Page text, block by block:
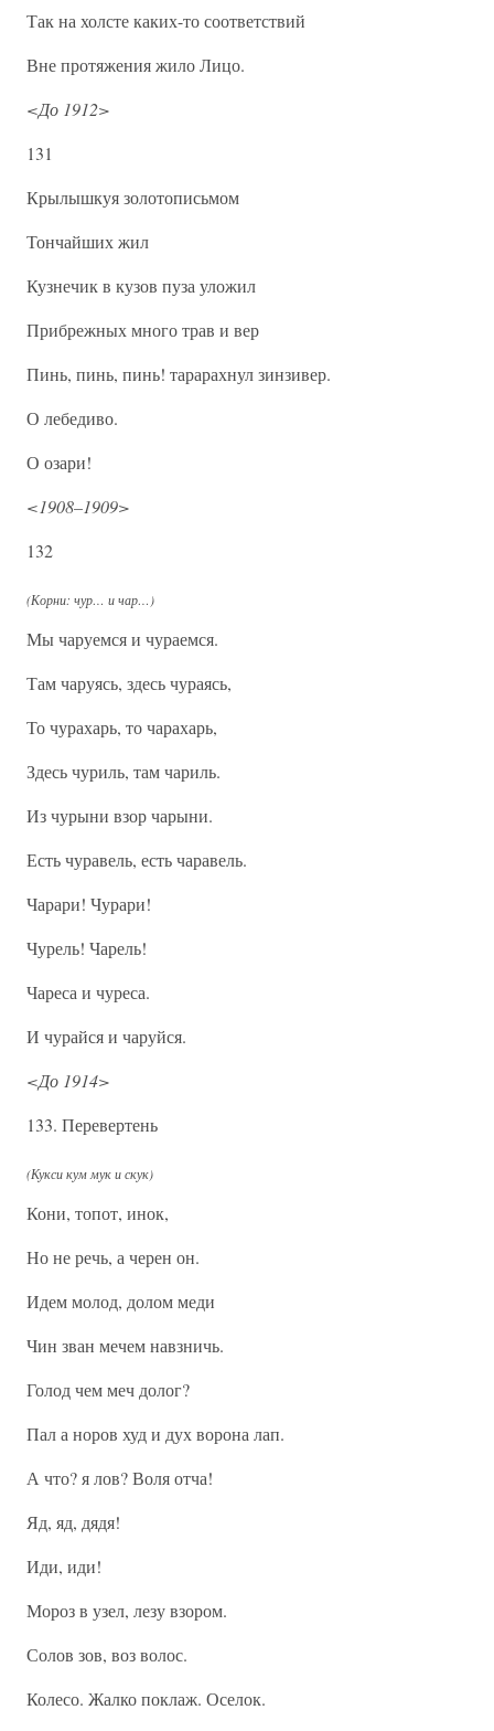
Так на холсте каких-то соответствий
Вне протяжения жило Лицо.
<До 1912>
131
Крылышкуя золотописьмом
Тончайших жил
Кузнечик в кузов пуза уложил
Прибрежных много трав и вер
Пинь, пинь, пинь! тарарахнул зинзивер.
О лебедиво.
О озари!
<1908–1909>
132
(Корни: чур… и чар…)
Мы чаруемся и чураемся.
Там чаруясь, здесь чураясь,
То чурахарь, то чарахарь,
Здесь чуриль, там чариль.
Из чурыни взор чарыни.
Есть чуравель, есть чаравель.
Чарари! Чурари!
Чурель! Чарель!
Чареса и чуреса.
И чурайся и чаруйся.
<До 1914>
133. Перевертень
(Кукси кум мук и скук)
Кони, топот, инок,
Но не речь, а черен он.
Идем молод, долом меди
Чин зван мечем навзничь.
Голод чем меч долог?
Пал а норов худ и дух ворона лап.
А что? я лов? Воля отча!
Яд, яд, дядя!
Иди, иди!
Мороз в узел, лезу взором.
Солов зов, воз волос.
Колесо. Жалко поклаж. Оселок.